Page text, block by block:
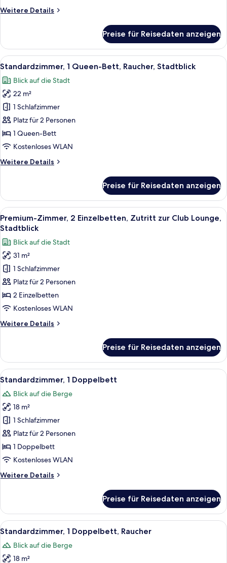
anzeigen
Weitere Details
Weitere
Zimmer,
1 King-
Bett,
Stadtblick
Preise für Reisedaten anzeigen
Alle
Fotos
für
Standardzimmer,
Queen-
Bett,
Raucher,
anzeigen
Ein Hotelzimmer mit einem großen
5
Standardzimmer, 1 Queen-Bett, Raucher, Stadtblick
Blick auf die Stadt
22 m²
1 Schlafzimmer
Platz für 2 Personen
1 Queen-Bett
Kostenloses WLAN
Weitere Details
Weitere
1
Queen-
Bett,
Raucher,
Preise für Reisedaten anzeigen
Alle
Fotos
für
Premium-
Zimmer,
2 Einzelbetten,
Zutritt
zur
Club
Stadtblick
Ein Hotelzimmer mit zwei Betten,
11
Premium-Zimmer, 2 Einzelbetten, Zutritt zur Club Lounge,
Stadtblick
Blick auf die Stadt
31 m²
1 Schlafzimmer
Platz für 2 Personen
2 Einzelbetten
Kostenloses WLAN
Weitere Details
Weitere
Zimmer,
2 Einzelbetten,
Zutritt
Club
Lounge,
Stadtblick
Preise für Reisedaten anzeigen
Alle
Fotos
für
Standardzimmer,
Doppelbett
anzeigen
Ein Hotelzimmer mit einem Bett,
10
Standardzimmer, 1 Doppelbett
Blick auf die Berge
18 m²
1 Schlafzimmer
Platz für 2 Personen
1 Doppelbett
Kostenloses WLAN
Weitere Details
Weitere
1
Doppelbett
Preise für Reisedaten anzeigen
Alle
Fotos
für
Standardzimmer,
Ein Hotelzimmer mit einem Bett,
10
Standardzimmer, 1 Doppelbett, Raucher
Blick auf die Berge
18 m²